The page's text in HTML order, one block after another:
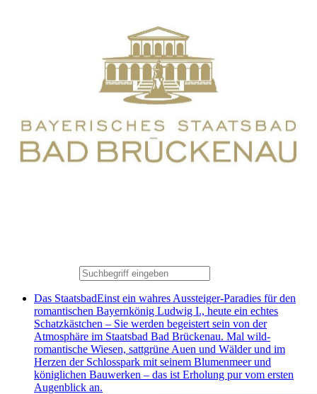
Das StaatsbadEinst ein wahres Aussteiger-Paradies für den
romantischen Bayernkönig Ludwig I., heute ein echtes
Schatzkästchen – Sie werden begeistert sein von der
Atmosphäre im Staatsbad Bad Brückenau. Mal wild-
romantische Wiesen, sattgrüne Auen und Wälder und im
Herzen der Schlosspark mit seinem Blumenmeer und
königlichen Bauwerken – das ist Erholung pur vom ersten
Augenblick an.